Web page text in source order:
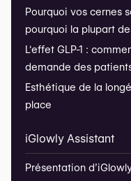
Pourquoi vos cernes
pourquoi la plupart
L'effet GLP-1 :
demande des
Esthétique de la
place
iGlowly Assistant
Présentation